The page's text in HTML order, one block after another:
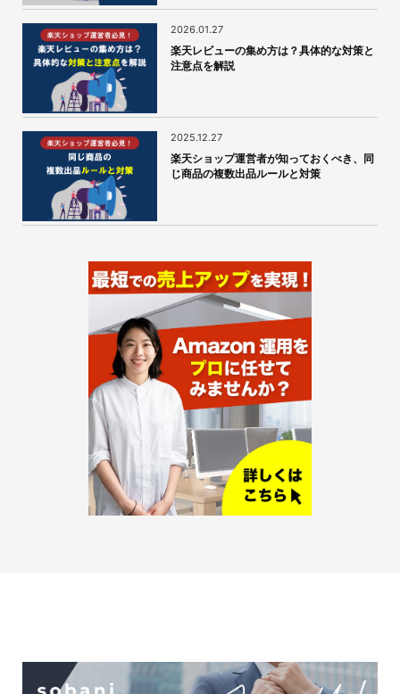
2026.01.27
楽天レビューの集め方は？具体的な対策と
注意点を解説
2025.12.27
楽天ショップ運営者が知っておくべき、同
じ商品の複数出品ルールと対策